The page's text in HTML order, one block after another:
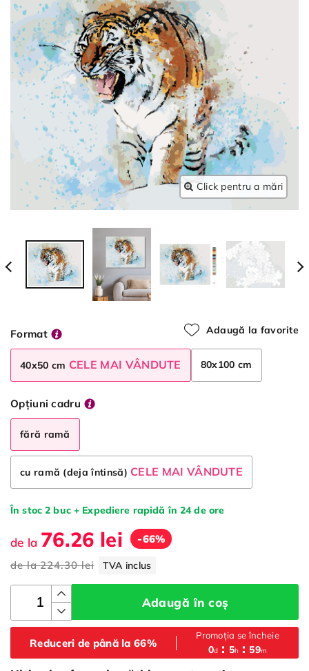
Click pentru a mări
Adaugă la favorite
Format
40x50 cm CELE MAI VÂNDUTE 80x100 cm
Opțiuni cadru
fără ramă
cu ramă (deja întinsă) CELE MAI VÂNDUTE
În stoc 2 buc + Expediere rapidă în 24 de ore
de la 76.26 lei
-66%
de la224.30 lei TVA inclus
Adaugă în coș
Reduceri de până la 66%
Promoția se încheie
0d 5h 59m